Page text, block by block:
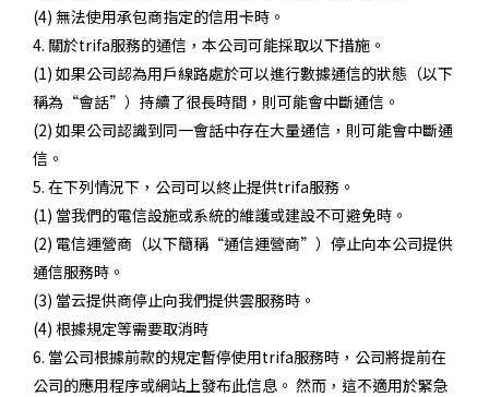
(4) 無法使用承包商指定的信用卡時。
4. 關於trifa服務的通信，本公司可能採取以下措施。
(1) 如果公司認為用戶線路處於可以進行數據通信的狀態（以下
稱為“會話”）持續了很長時間，則可能會中斷通信。
(2) 如果公司認識到同一會話中存在大量通信，則可能會中斷通
信。
5. 在下列情況下，公司可以終止提供trifa服務。
(1) 當我們的電信設施或系統的維護或建設不可避免時。
(2) 電信運營商（以下簡稱“通信運營商”）停止向本公司提供
通信服務時。
(3) 當云提供商停止向我們提供雲服務時。
(4) 根據規定等需要取消時
6. 當公司根據前款的規定暫停使用trifa服務時，公司將提前在
公司的應用程序或網站上發布此信息。 然而，這不適用於緊急